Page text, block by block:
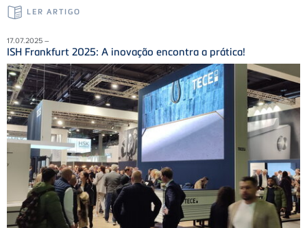
LER ARTIGO
17.07.2025 –
ISH Frankfurt 2025: A inovação encontra a prática!